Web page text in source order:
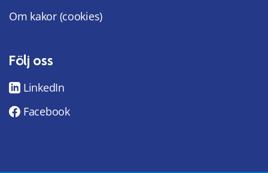
Om kakor (cookies)
Följ oss
LinkedIn
Facebook